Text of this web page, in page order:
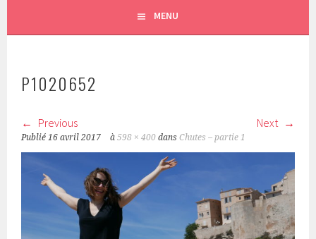
MENU
P1020652
Previous Next
Publié16 avril 2017 à598 × 400 dansChutes – partie 1